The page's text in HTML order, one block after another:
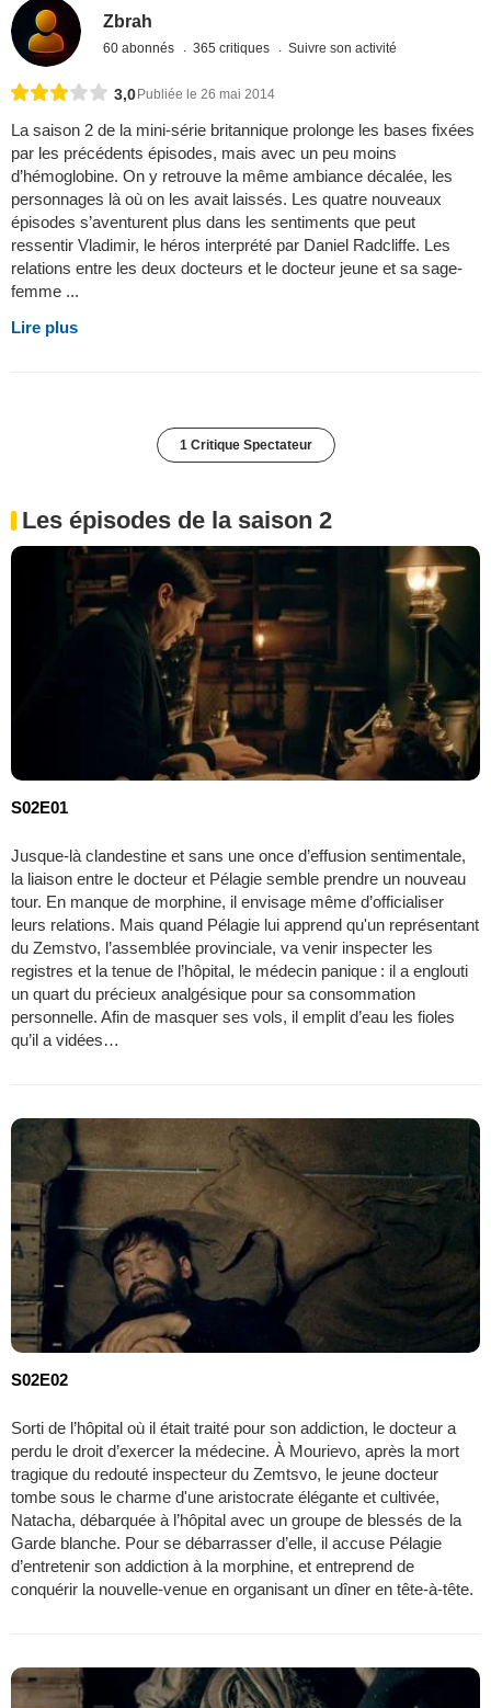
Zbrah
60 abonnés 365 critiques Suivre son activité
3,0Publiée le 26 mai 2014
La saison 2 de la mini-série britannique prolonge les bases fixées
par les précédents épisodes, mais avec un peu moins
d’hémoglobine. On y retrouve la même ambiance décalée, les
personnages là où on les avait laissés. Les quatre nouveaux
épisodes s’aventurent plus dans les sentiments que peut
ressentir Vladimir, le héros interprété par Daniel Radcliffe. Les
relations entre les deux docteurs et le docteur jeune et sa sage-
femme ...
Lire plus
1 Critique Spectateur
Les épisodes de la saison 2
S02E01
Jusque-là clandestine et sans une once d’effusion sentimentale,
la liaison entre le docteur et Pélagie semble prendre un nouveau
tour. En manque de morphine, il envisage même d’officialiser
leurs relations. Mais quand Pélagie lui apprend qu'un représentant
du Zemstvo, l’assemblée provinciale, va venir inspecter les
registres et la tenue de l’hôpital, le médecin panique : il a englouti
un quart du précieux analgésique pour sa consommation
personnelle. Afin de masquer ses vols, il emplit d’eau les fioles
qu’il a vidées…
S02E02
Sorti de l’hôpital où il était traité pour son addiction, le docteur a
perdu le droit d’exercer la médecine. À Mourievo, après la mort
tragique du redouté inspecteur du Zemtsvo, le jeune docteur
tombe sous le charme d'une aristocrate élégante et cultivée,
Natacha, débarquée à l’hôpital avec un groupe de blessés de la
Garde blanche. Pour se débarrasser d’elle, il accuse Pélagie
d’entretenir son addiction à la morphine, et entreprend de
conquérir la nouvelle-venue en organisant un dîner en tête-à-tête.